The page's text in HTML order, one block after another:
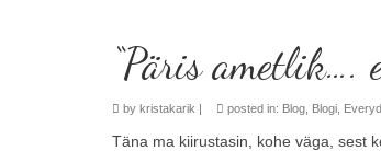
“Päris ametlik….
by kristakarik | posted in: Blog Blogi
Täna ma kiirustasin, kohe väga, sest